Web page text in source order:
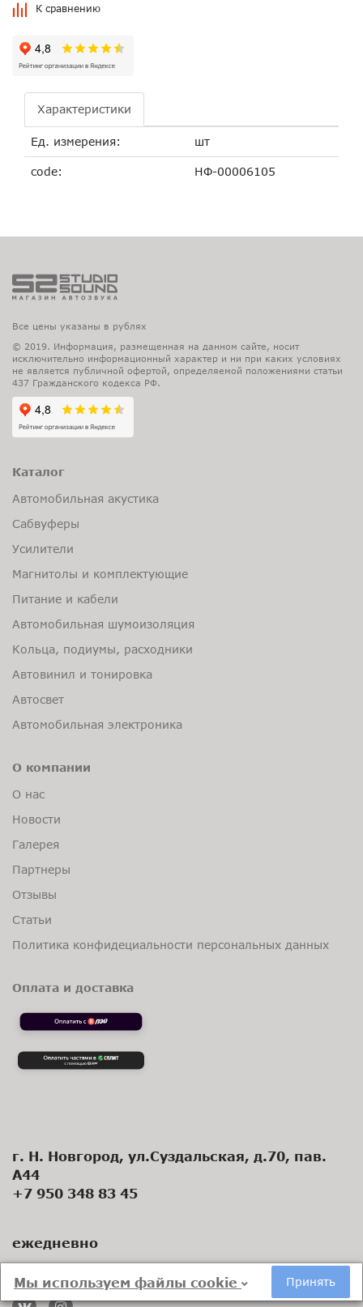
К сравнению
Характеристики
Ед. измерения: шт
code: НФ-00006105
Все цены указаны в рублях
© 2019. Информация, размещенная на данном сайте, носит
исключительно информационный характер и ни при каких условиях
не является публичной офертой, определяемой положениями статьи
437 Гражданского кодекса РФ.
Каталог
Автомобильная акустика
Сабвуферы
Усилители
Магнитолы и комплектующие
Питание и кабели
Автомобильная шумоизоляция
Кольца, подиумы, расходники
Автовинил и тонировка
Автосвет
Автомобильная электроника
О компании
О нас
Новости
Галерея
Партнеры
Отзывы
Статьи
Политика конфидециальности персональных данных
Оплата и доставка
г. Н. Новгород, ул.Суздальская, д.70, пав.
А44
+7 950 348 83 45
ежедневно
Мы используем файлы cookie Принять